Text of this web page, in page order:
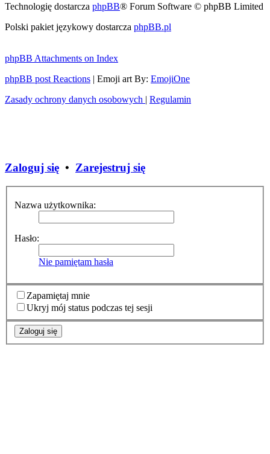
Technologię dostarcza phpBB® Forum Software © phpBB Limited
Polski pakiet językowy dostarcza phpBB.pl
phpBB Attachments on Index
phpBB post Reactions | Emoji art By: EmojiOne
Zasady ochrony danych osobowych | Regulamin
Zaloguj się • Zarejestruj się
Nazwa użytkownika:
Hasło:
Nie pamiętam hasła
Zapamiętaj mnie
Ukryj mój status podczas tej sesji